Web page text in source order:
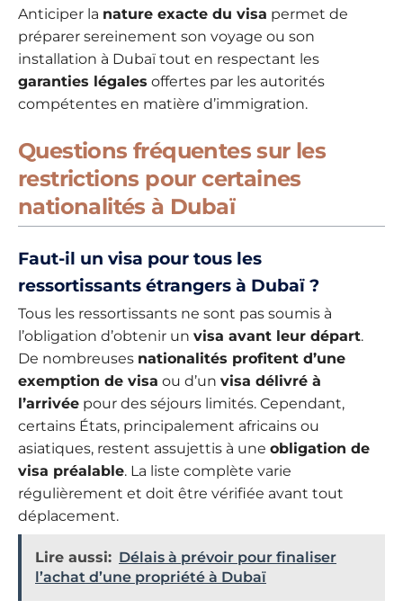
Anticiper la nature exacte du visa permet de
préparer sereinement son voyage ou son
installation à Dubaï tout en respectant les
garanties légales offertes par les autorités
compétentes en matière d’immigration.
Questions fréquentes sur les
restrictions pour certaines
nationalités à Dubaï
Faut-il un visa pour tous les
ressortissants étrangers à Dubaï ?
Tous les ressortissants ne sont pas soumis à
l’obligation d’obtenir un visa avant leur départ.
De nombreuses nationalités profitent d’une
exemption de visa ou d’un visa délivré à
l’arrivée pour des séjours limités. Cependant,
certains États, principalement africains ou
asiatiques, restent assujettis à une obligation de
visa préalable. La liste complète varie
régulièrement et doit être vérifiée avant tout
déplacement.
Lire aussi: Délais à prévoir pour finaliser
l’achat d’une propriété à Dubaï